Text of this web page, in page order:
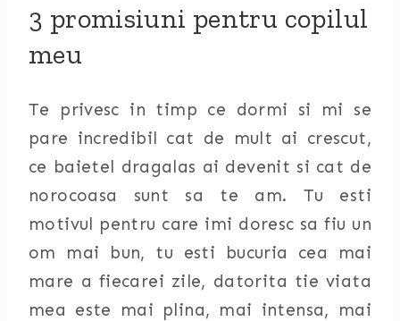
3 promisiuni pentru copilul
meu
Te privesc in timp ce dormi si mi se
pare incredibil cat de mult ai crescut,
ce baietel dragalas ai devenit si cat de
norocoasa sunt sa te am. Tu esti
motivul pentru care imi doresc sa fiu un
om mai bun, tu esti bucuria cea mai
mare a fiecarei zile, datorita tie viata
mea este mai plina, mai intensa, mai